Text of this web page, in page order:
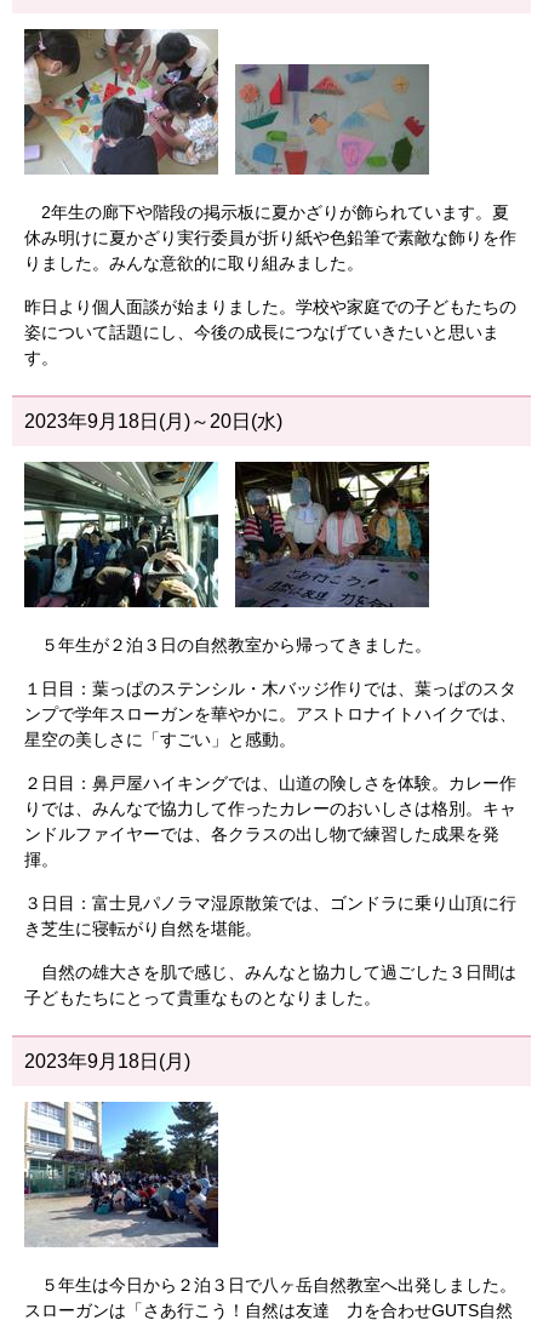
2年生の廊下や階段の掲示板に夏かざりが飾られています。夏
休み明けに夏かざり実行委員が折り紙や色鉛筆で素敵な飾りを作
りました。みんな意欲的に取り組みました。
昨日より個人面談が始まりました。学校や家庭での子どもたちの
姿について話題にし、今後の成長につなげていきたいと思いま
す。
2023年9月18日(月)～20日(水)
５年生が２泊３日の自然教室から帰ってきました。
１日目：葉っぱのステンシル・木バッジ作りでは、葉っぱのスタ
ンプで学年スローガンを華やかに。アストロナイトハイクでは、
星空の美しさに「すごい」と感動。
２日目：鼻戸屋ハイキングでは、山道の険しさを体験。カレー作
りでは、みんなで協力して作ったカレーのおいしさは格別。キャ
ンドルファイヤーでは、各クラスの出し物で練習した成果を発
揮。
３日目：富士見パノラマ湿原散策では、ゴンドラに乗り山頂に行
き芝生に寝転がり自然を堪能。
自然の雄大さを肌で感じ、みんなと協力して過ごした３日間は
子どもたちにとって貴重なものとなりました。
2023年9月18日(月)
５年生は今日から２泊３日で八ヶ岳自然教室へ出発しました。
スローガンは「さあ行こう！自然は友達 力を合わせGUTS自然